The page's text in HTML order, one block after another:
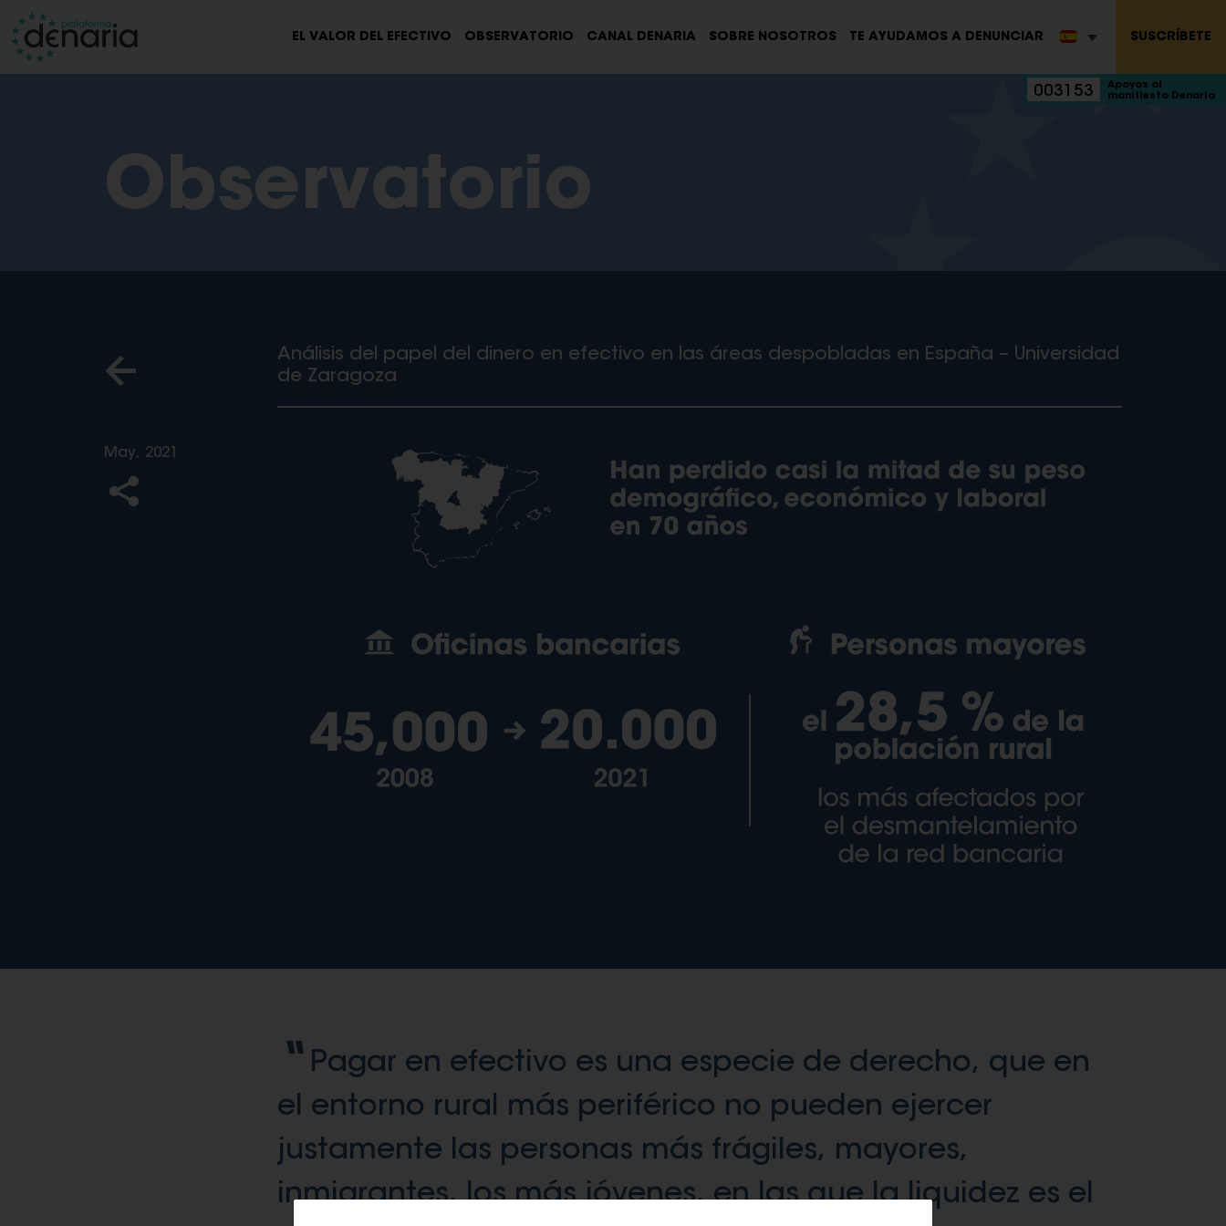
EL VALOR DEL EFECTIVO OBSERVATORIO CANAL DENARIA SOBRE NOSOTROS TE AYUDAMOS A DENUNCIAR SUSCRÍBETE
003153
Apoyos al
manifiesto Denaria
Observatorio
May, 2021
Análisis del papel del dinero en efectivo en las áreas despobladas en España – Universidad
de Zaragoza
Pagar en efectivo es una especie de derecho, que en
el entorno rural más periférico no pueden ejercer
justamente las personas más frágiles, mayores,
inmigrantes, los más jóvenes, en las que la liquidez es el